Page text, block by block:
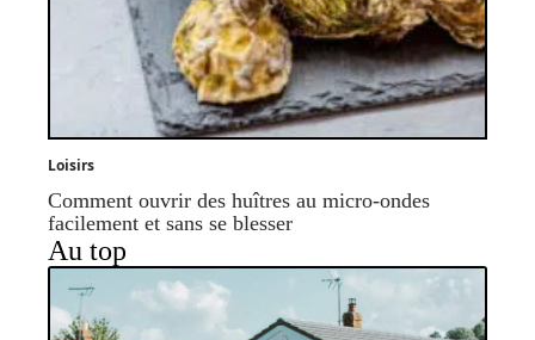
Loisirs
Comment ouvrir des huîtres au micro-ondes
facilement et sans se blesser
Au top